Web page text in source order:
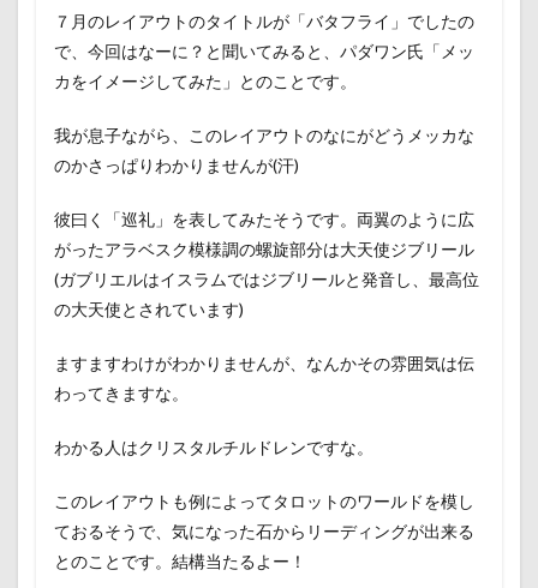
７月のレイアウトのタイトルが「バタフライ」でしたの
で、今回はなーに？と聞いてみると、パダワン氏「メッ
カをイメージしてみた」とのことです。
我が息子ながら、このレイアウトのなにがどうメッカな
のかさっぱりわかりませんが(汗)
彼曰く「巡礼」を表してみたそうです。両翼のように広
がったアラベスク模様調の螺旋部分は大天使ジブリール
(ガブリエルはイスラムではジブリールと発音し、最高位
の大天使とされています)
ますますわけがわかりませんが、なんかその雰囲気は伝
わってきますな。
わかる人はクリスタルチルドレンですな。
このレイアウトも例によってタロットのワールドを模し
ておるそうで、気になった石からリーディングが出来る
とのことです。結構当たるよー！